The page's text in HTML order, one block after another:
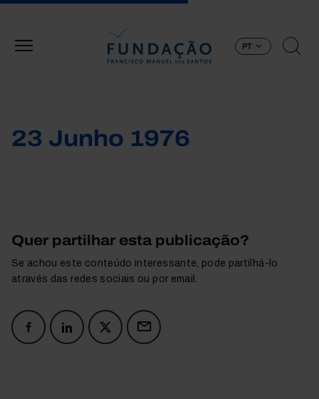
PT
23 Junho 1976
Quer partilhar esta publicação?
Se achou este conteúdo interessante, pode partilhá-lo
através das redes sociais ou por email.